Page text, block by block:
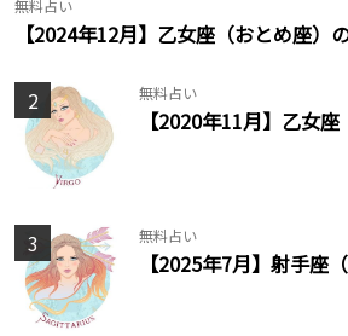
無料占い
【2024年12月】乙女座（おとめ座）
2 無料占い
【2020年11月】乙女
3 無料占い
【2025年7月】射手座